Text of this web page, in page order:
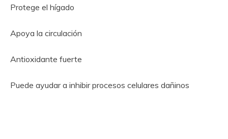
Protege el hígado
Apoya la circulación
Antioxidante fuerte
Puede ayudar a inhibir procesos celulares dañinos